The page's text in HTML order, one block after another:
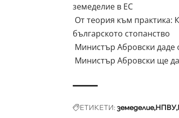
земеделие в ЕС
От теория към практика:
българското стопанство
Министър Абровски даде
Министър Абровски ще
ЕТИКЕТИ:земеделиеНПВУ